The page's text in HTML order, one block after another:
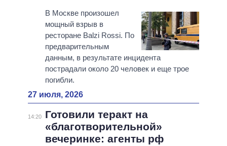
В Москве произошел
мощный взрыв в
ресторане Balzi Rossi. По
предварительным
данным, в результате инцидента
пострадали около 20 человек и еще трое
погибли.
27 июля, 2026
14:20
Готовили теракт на
«благотворительной»
вечеринке: агенты рф